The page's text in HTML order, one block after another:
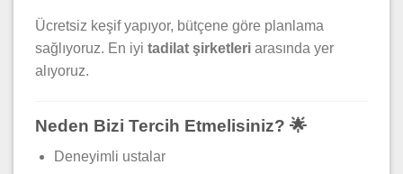
Ücretsiz keşif yapıyor, bütçene göre planlama
sağlıyoruz. En iyi tadilat şirketleri arasında yer
alıyoruz.
Neden Bizi Tercih Etmelisiniz? 🌟
Deneyimli ustalar